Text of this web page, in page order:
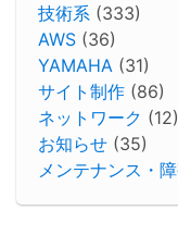
技術系 (333)
AWS (36)
YAMAHA (31)
サイト制作 (86)
ネットワーク (12)
お知らせ (35)
メンテナンス・